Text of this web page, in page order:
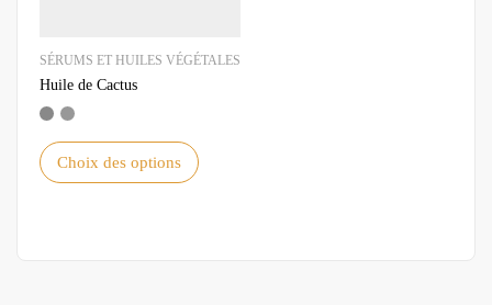
SÉRUMS ET HUILES VÉGÉTALES
Huile de Cactus
Choix des options